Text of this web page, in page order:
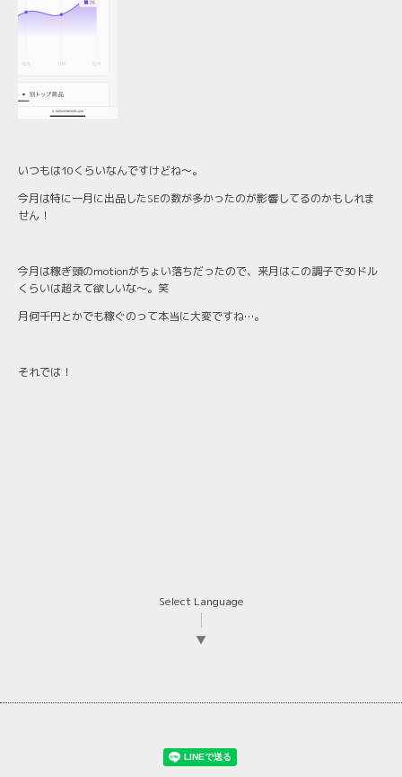
いつもは10くらいなんですけどね〜。
今月は特に一月に出品したSEの数が多かったのが影響してるのかもしれま
せん！
今月は稼ぎ頭のmotionがちょい落ちだったので、来月はこの調子で30ドル
くらいは超えて欲しいな〜。笑
月何千円とかでも稼ぐのって本当に大変ですね…。
それでは！
Select Language
▼